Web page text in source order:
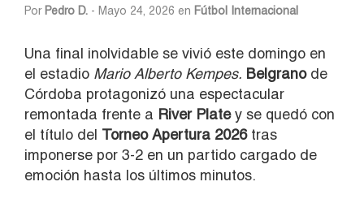
Por Pedro D. - Mayo 24, 2026 en Fútbol Internacional
Una final inolvidable se vivió este domingo en
el estadio Mario Alberto Kempes. Belgranode
Córdoba protagonizó una espectacular
remontada frente a River Platey se quedó con
el título del Torneo Apertura 2026tras
imponerse por 3-2 en un partido cargado de
emoción hasta los últimos minutos.